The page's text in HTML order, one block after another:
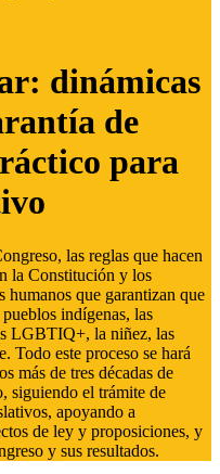
dinámicas
de
para
las reglas que hacen
la Constitución y los
humanos que garantizan que
indígenas, las
LGBTIQ+, la niñez, las
Todo este proceso se hará
más de tres décadas de
siguiendo el trámite de
apoyando a
de ley y proposiciones, y
y sus resultados.